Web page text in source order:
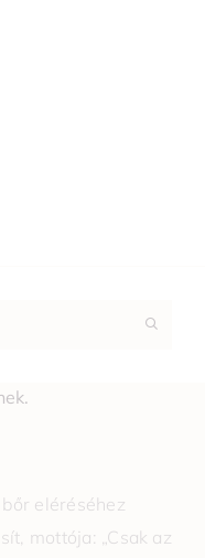
eléréséhez
mottója: „Csak az